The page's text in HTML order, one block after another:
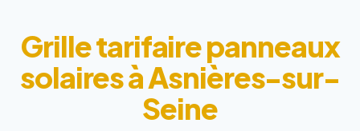
Grille tarifaire panneaux
solaires à Asnières-sur-
Seine